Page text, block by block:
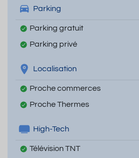
Parking
Parking gratuit
Parking privé
Localisation
Proche commerces
Proche Thermes
High-Tech
Télévision TNT